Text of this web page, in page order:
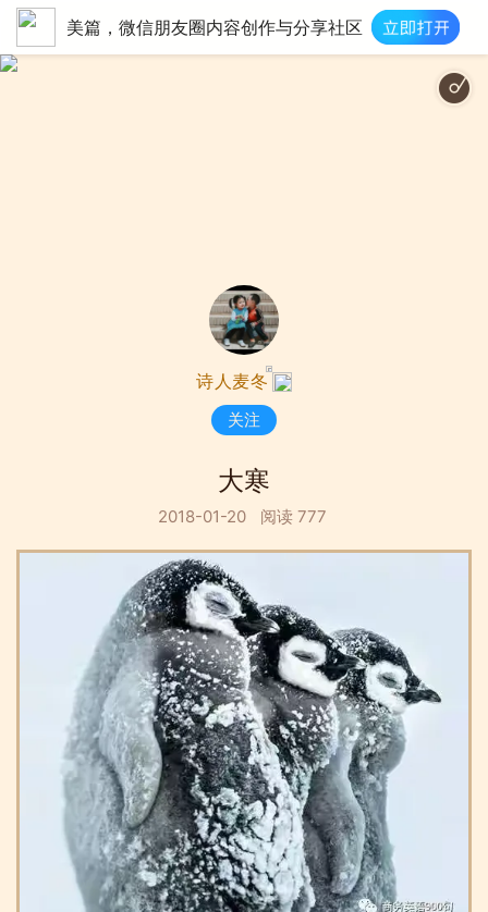
美篇，微信朋友圈内容创作与分享社区
诗人麦冬
关注
大寒
2018-01-20 阅读 777
Z.|http://imgcache.qq.com/music/photo/album_300/21/